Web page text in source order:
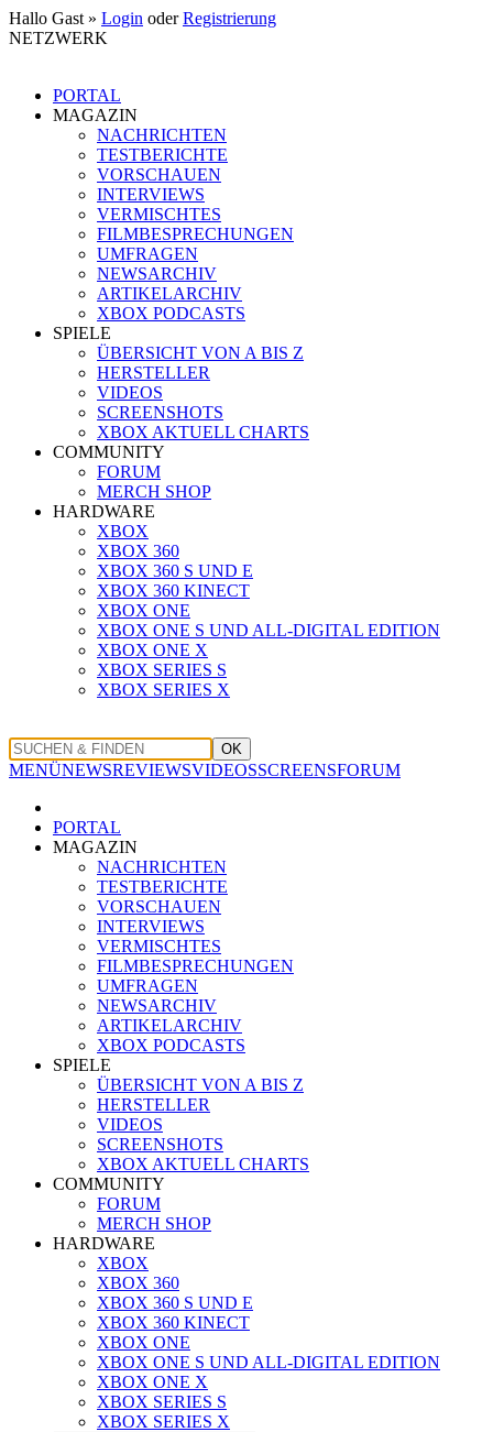
Hallo Gast » Login oderRegistrierung
NETZWERK
PORTAL
MAGAZIN
NACHRICHTEN
TESTBERICHTE
VORSCHAUEN
INTERVIEWS
VERMISCHTES
FILMBESPRECHUNGEN
UMFRAGEN
NEWSARCHIV
ARTIKELARCHIV
XBOX PODCASTS
SPIELE
ÜBERSICHT VON A BIS Z
HERSTELLER
VIDEOS
SCREENSHOTS
XBOX AKTUELL CHARTS
COMMUNITY
FORUM
MERCH SHOP
HARDWARE
XBOX
XBOX 360
XBOX 360 S UND E
XBOX 360 KINECT
XBOX ONE
XBOX ONE S UND ALL-DIGITAL EDITION
XBOX ONE X
XBOX SERIES S
XBOX SERIES X
OK
MENÜNEWSREVIEWSVIDEOSSCREENSFORUM
PORTAL
MAGAZIN
NACHRICHTEN
TESTBERICHTE
VORSCHAUEN
INTERVIEWS
VERMISCHTES
FILMBESPRECHUNGEN
UMFRAGEN
NEWSARCHIV
ARTIKELARCHIV
XBOX PODCASTS
SPIELE
ÜBERSICHT VON A BIS Z
HERSTELLER
VIDEOS
SCREENSHOTS
XBOX AKTUELL CHARTS
COMMUNITY
FORUM
MERCH SHOP
HARDWARE
XBOX
XBOX 360
XBOX 360 S UND E
XBOX 360 KINECT
XBOX ONE
XBOX ONE S UND ALL-DIGITAL EDITION
XBOX ONE X
XBOX SERIES S
XBOX SERIES X